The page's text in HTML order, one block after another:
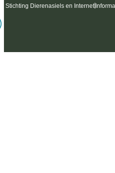
Stichting Dierenasiels en Internet